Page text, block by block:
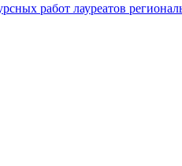
работ лауреатов